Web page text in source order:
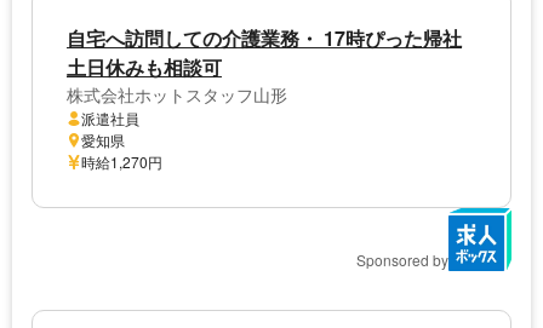
自宅へ訪問しての介護業務・ 17時ぴった帰社
土日休みも相談可
株式会社ホットスタッフ山形
派遣社員
愛知県
時給1,270円
Sponsored by